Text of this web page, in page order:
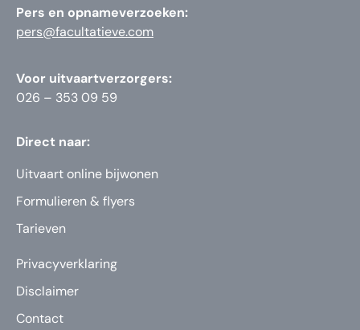
Pers en opnameverzoeken:
pers@facultatieve.com
Voor uitvaartverzorgers:
026 – 353 09 59
Direct naar:
Uitvaart online bijwonen
Formulieren & flyers
Tarieven
Privacyverklaring
Disclaimer
Contact